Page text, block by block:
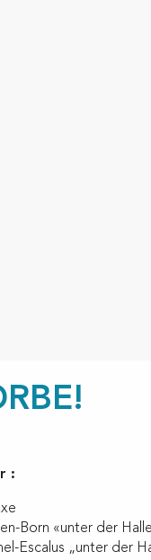
:
en-Born «unter der
Escalus „unter der